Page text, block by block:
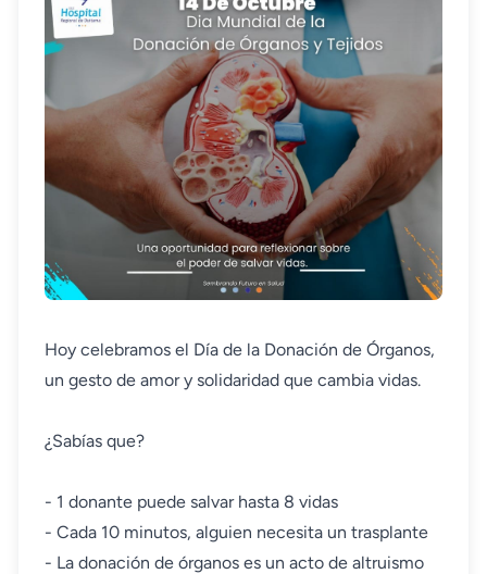
Hoy celebramos el Día de la Donación de Órganos,
un gesto de amor y solidaridad que cambia vidas.
¿Sabías que?
- 1 donante puede salvar hasta 8 vidas
- Cada 10 minutos, alguien necesita un trasplante
- La donación de órganos es un acto de altruismo